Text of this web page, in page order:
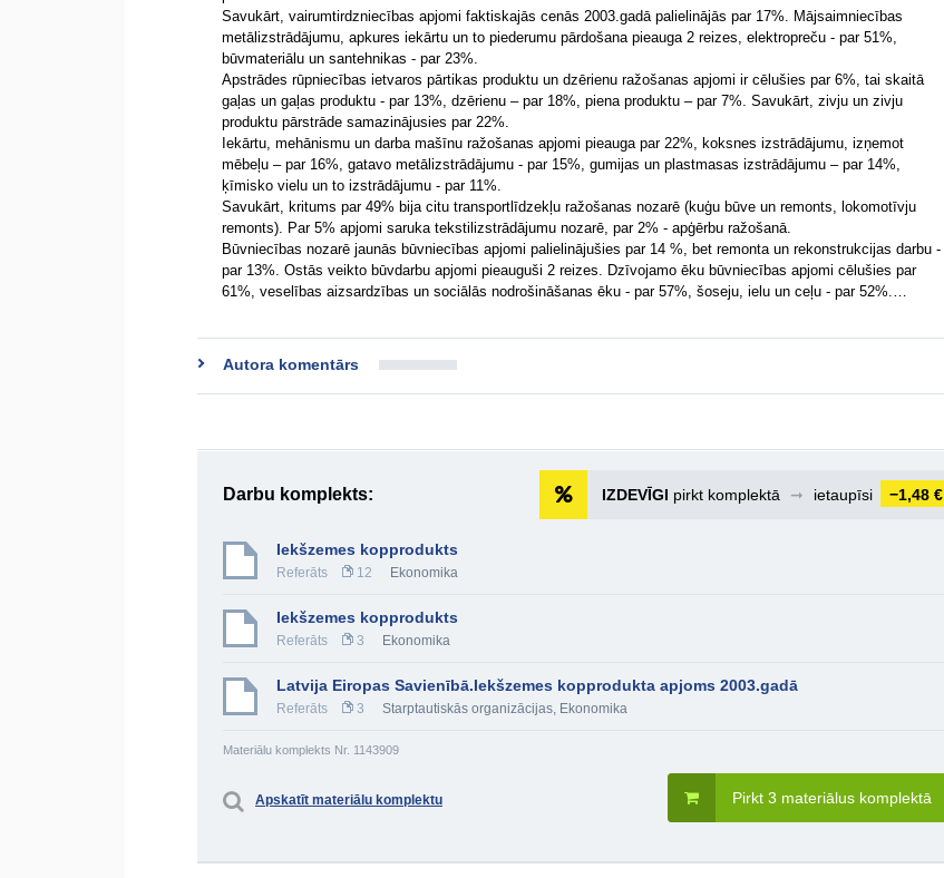
Savukārt, vairumtirdzniecības apjomi faktiskajās cenās 2003.gadā palielinājās par 17%. Mājsaimniecības
metālizstrādājumu, apkures iekārtu un to piederumu pārdošana pieauga 2 reizes, elektropreču - par 51%,
būvmateriālu un santehnikas - par 23%.
Apstrādes rūpniecības ietvaros pārtikas produktu un dzērienu ražošanas apjomi ir cēlušies par 6%, tai skaitā
gaļas un gaļas produktu - par 13%, dzērienu – par 18%, piena produktu – par 7%. Savukārt, zivju un zivju
produktu pārstrāde samazinājusies par 22%.
Iekārtu, mehānismu un darba mašīnu ražošanas apjomi pieauga par 22%, koksnes izstrādājumu, izņemot
mēbeļu – par 16%, gatavo metālizstrādājumu - par 15%, gumijas un plastmasas izstrādājumu – par 14%,
ķīmisko vielu un to izstrādājumu - par 11%.
Savukārt, kritums par 49% bija citu transportlīdzekļu ražošanas nozarē (kuģu būve un remonts, lokomotīvju
remonts). Par 5% apjomi saruka tekstilizstrādājumu nozarē, par 2% - apģērbu ražošanā.
Būvniecības nozarē jaunās būvniecības apjomi palielinājušies par 14 %, bet remonta un rekonstrukcijas darbu -
par 13%. Ostās veikto būvdarbu apjomi pieauguši 2 reizes. Dzīvojamo ēku būvniecības apjomi cēlušies par
61%, veselības aizsardzības un sociālās nodrošināšanas ēku - par 57%, šoseju, ielu un ceļu - par 52%.…
Autora komentārs
Darbu komplekts: IZDEVĪGI pirkt komplektā ➞ ietaupīsi −1,48 €
Iekšzemes kopprodukts
Referāts 12 Ekonomika
Iekšzemes kopprodukts
Referāts 3 Ekonomika
Latvija Eiropas Savienībā.Iekšzemes kopprodukta apjoms 2003.gadā
Referāts 3 Starptautiskās organizācijas, Ekonomika
Materiālu komplekts Nr. 1143909
Pirkt 3 materiālus komplektā
Apskatīt materiālu komplektu